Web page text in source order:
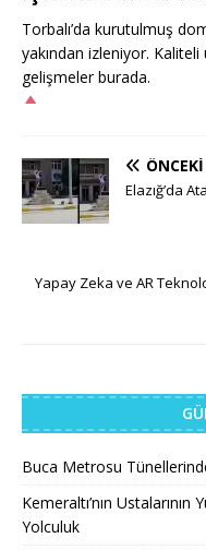
Torbalı’da kurutulmuş
yakından izleniyor.
gelişmeler burada.
ÖNCEKI
Elazığ’da
Yapay Zeka ve AR
Buca Metrosu
Kemeraltı’nın Ustalarının
Yolculuk